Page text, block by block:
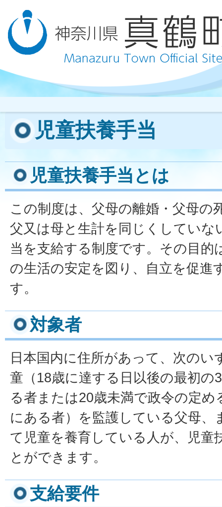
児童扶養手当
児童扶養手当とは
この制度は、父母の離婚・父母の
父又は母と生計を同じくしていな
当を支給する制度です。その目的
の生活の安定を図り、自立を促進
す。
対象者
日本国内に住所があって、次のい
童（18歳に達する日以後の最初の
る者または20歳未満で政令の定め
にある者）を監護している父母、
て児童を養育している人が、児童
とができます。
支給要件